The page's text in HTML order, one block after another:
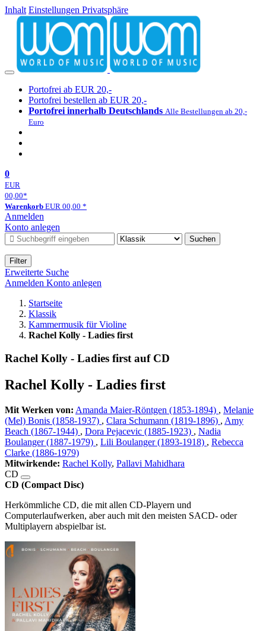
Inhalt Einstellungen Privatsphäre
Portofrei ab EUR 20,-
Portofrei bestellen ab EUR 20,-
Portofrei innerhalb Deutschlands Alle Bestellungen ab 20,-
Euro
0
EUR
00,00*
Warenkorb EUR 00,00 *
Anmelden
Konto anlegen
Suchen
Filter
Erweiterte Suche
Anmelden Konto anlegen
Startseite
Klassik
Kammermusik für Violine
Rachel Kolly - Ladies first
Rachel Kolly - Ladies first auf CD
Rachel Kolly - Ladies first
Mit Werken von: Amanda Maier-Röntgen (1853-1894) , Melanie
(Mel) Bonis (1858-1937) , Clara Schumann (1819-1896) , Amy
Beach (1867-1944) , Dora Pejacevic (1885-1923) , Nadia
Boulanger (1887-1979) , Lili Boulanger (1893-1918) , Rebecca
Clarke (1886-1979)
Mitwirkende: Rachel Kolly, Pallavi Mahidhara
CD
CD (Compact Disc)
Herkömmliche CD, die mit allen CD-Playern und
Computerlaufwerken, aber auch mit den meisten SACD- oder
Multiplayern abspielbar ist.